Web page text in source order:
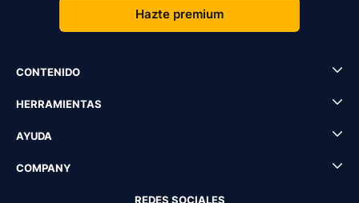
Hazte premium
CONTENIDO
HERRAMIENTAS
AYUDA
COMPANY
REDES SOCIALES